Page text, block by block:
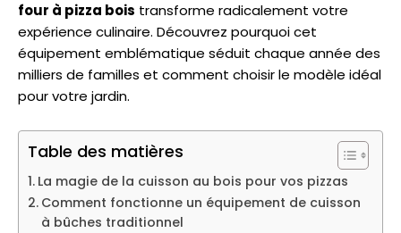
four à pizza bois transforme radicalement votre
expérience culinaire. Découvrez pourquoi cet
équipement emblématique séduit chaque année des
milliers de familles et comment choisir le modèle idéal
pour votre jardin.
Table des matières
La magie de la cuisson au bois pour vos pizzas
Comment fonctionne un équipement de cuisson
à bûches traditionnel